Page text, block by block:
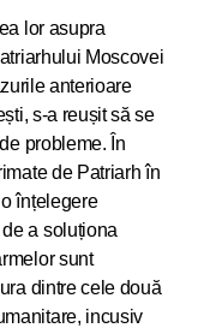
lor asupra
Moscovei
anterioare
s-a reușit să se
probleme. În
de Patriarh în
înțelegere
a soluționa
sunt
dintre cele două
incusiv